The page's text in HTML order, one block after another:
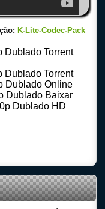
K-Lite-Codec-Pack
Dublado Torrent
Dublado Torrent
Dublado Online
Dublado Baixar
Dublado HD